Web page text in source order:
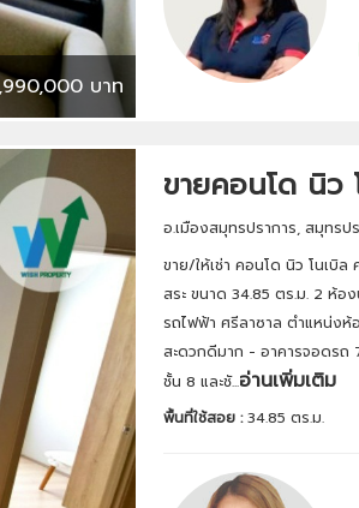
บาท
ขายคอนโด นิว
อ.เมืองสมุทรปราการ, สมุทรป
ขาย/ให้เช่า คอนโด นิว โนเบิ
สระ ขนาด 34.85 ตร.ม. 2 ห้อ
รถไฟฟ้า ศรีลาซาล ตำแหน่งห้
สะดวกดีมาก - อาคารจอดร
ชั้น 8 และชั...อ่านเพิ่มเติม
พื้นที่ใช้สอย :34.85 ตร.ม.